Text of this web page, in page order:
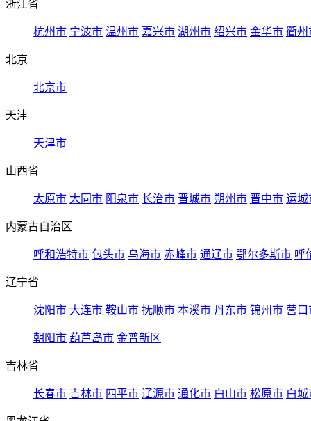
浙江省
杭州市 宁波市 温州市 嘉兴市 湖州市 绍兴市 金华市 衢州
北京
北京市
天津
天津市
山西省
太原市 大同市 阳泉市 长治市 晋城市 朔州市 晋中市 运城
内蒙古自治区
呼和浩特市 包头市 乌海市 赤峰市 通辽市 鄂尔多斯市 呼
辽宁省
沈阳市 大连市 鞍山市 抚顺市 本溪市 丹东市 锦州市 营口
朝阳市 葫芦岛市 金普新区
吉林省
长春市 吉林市 四平市 辽源市 通化市 白山市 松原市 白城